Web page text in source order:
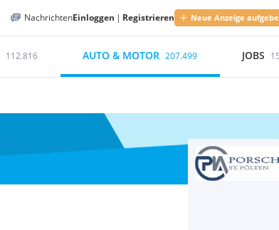
NachrichtenEinloggen | Registrieren Neue Anzeige
112.816 AUTO & MOTOR 207.499 JOBS